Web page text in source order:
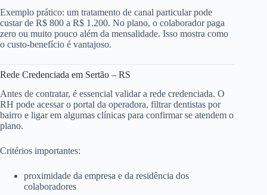
Exemplo prático: um tratamento de canal particular pode
custar de R$ 800 a R$ 1.200. No plano, o colaborador paga
zero ou muito pouco além da mensalidade. Isso mostra como
o custo-benefício é vantajoso.
Rede Credenciada em Sertão – RS
Antes de contratar, é essencial validar a rede credenciada. O
RH pode acessar o portal da operadora, filtrar dentistas por
bairro e ligar em algumas clínicas para confirmar se atendem o
plano.
Critérios importantes:
proximidade da empresa e da residência dos
colaboradores